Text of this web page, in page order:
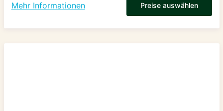
Mehr Informationen Preise auswählen